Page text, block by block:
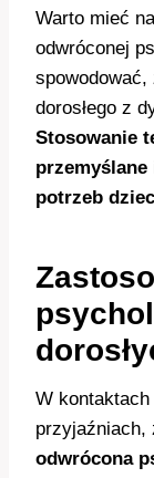
Warto mieć
odwróconej
dorosłego z
Stosowanie
potrzeb
W kontaktach
przyjaźniach,
odwrócona